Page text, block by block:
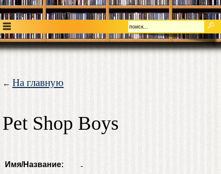
← На главную
Pet Shop Boys
Имя/Название: -